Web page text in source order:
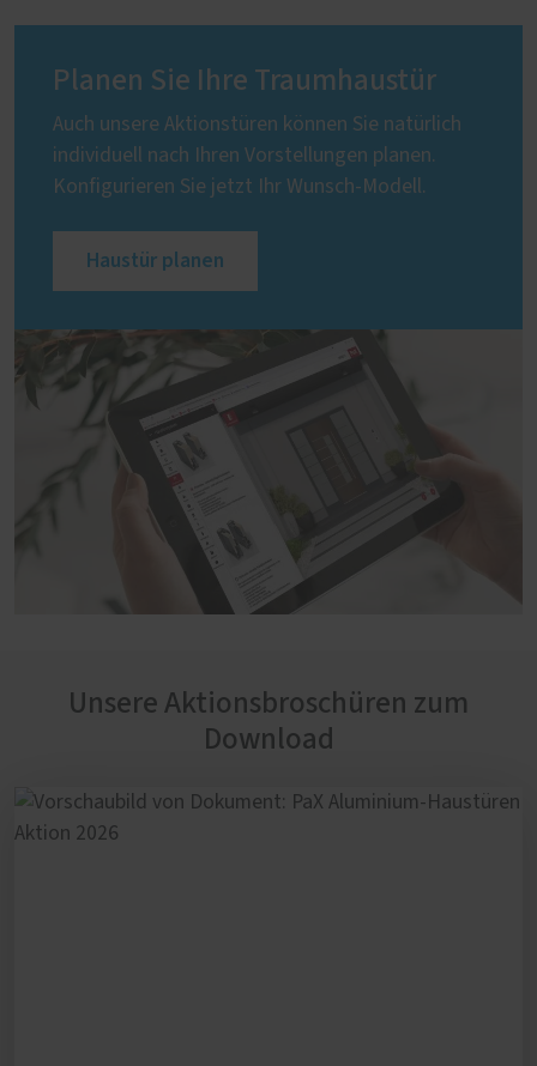
Planen Sie Ihre Traumhaustür
Auch unsere Aktionstüren können Sie natürlich
individuell nach Ihren Vorstellungen planen.
Konfigurieren Sie jetzt Ihr Wunsch-Modell.
Haustür planen
Unsere Aktionsbroschüren zum
Download